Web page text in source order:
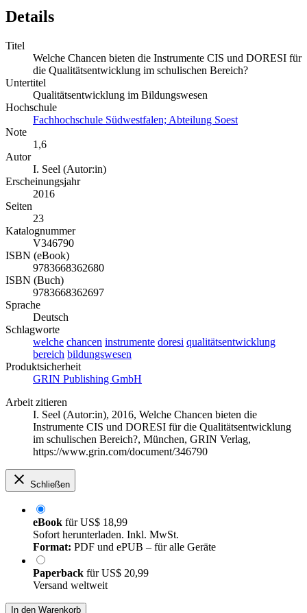
Details
Titel
Welche Chancen bieten die Instrumente CIS und DORESI für
die Qualitätsentwicklung im schulischen Bereich?
Untertitel
Qualitätsentwicklung im Bildungswesen
Hochschule
Fachhochschule Südwestfalen; Abteilung Soest
Note
1,6
Autor
I. Seel (Autor:in)
Erscheinungsjahr
2016
Seiten
23
Katalognummer
V346790
ISBN (eBook)
9783668362680
ISBN (Buch)
9783668362697
Sprache
Deutsch
Schlagworte
welche chancen instrumente doresi qualitätsentwicklung
bereich bildungswesen
Produktsicherheit
GRIN Publishing GmbH
Arbeit zitieren
I. Seel (Autor:in), 2016, Welche Chancen bieten die
Instrumente CIS und DORESI für die Qualitätsentwicklung
im schulischen Bereich?, München, GRIN Verlag,
https://www.grin.com/document/346790
Schließen
eBook fürUS$ 18,99
Sofort herunterladen. Inkl. MwSt.
Format: PDF und ePUB – für alle Geräte
Paperback fürUS$ 20,99
Versand weltweit
In den Warenkorb